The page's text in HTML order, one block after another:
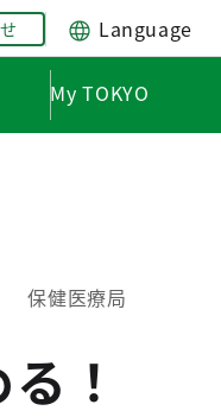
Language
My TOKYO
保健医療局
！